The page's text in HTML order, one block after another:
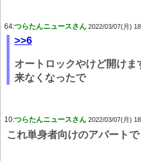
64:つらたんニュースさん 2022/03/07(月)
>>6
オートロックやけど開けま
来なくなったで
10:つらたんニュースさん 2022/03/07(月)
これ単身者向けのアパート